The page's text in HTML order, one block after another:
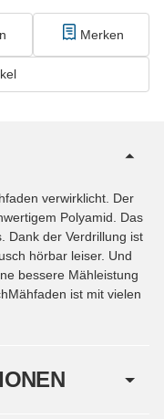
Merken
verwirklicht. Der
Polyamid. Das
Dank der Verdrillung ist
hörbar leiser. Und
bessere Mähleistung
ist mit vielen